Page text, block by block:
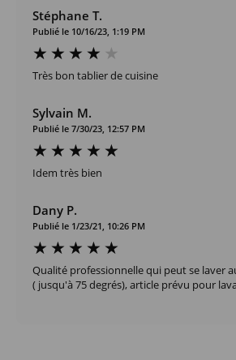
Stéphane T.
Publié le 10/16/23, 1:19 PM
Très bon tablier de cuisine
Sylvain M.
Publié le 7/30/23, 12:57 PM
Idem très bien
Dany P.
Publié le 1/23/21, 10:26 PM
Qualité professionnelle qui peut se laver
( jusqu'à 75 degrés), article prévu pour